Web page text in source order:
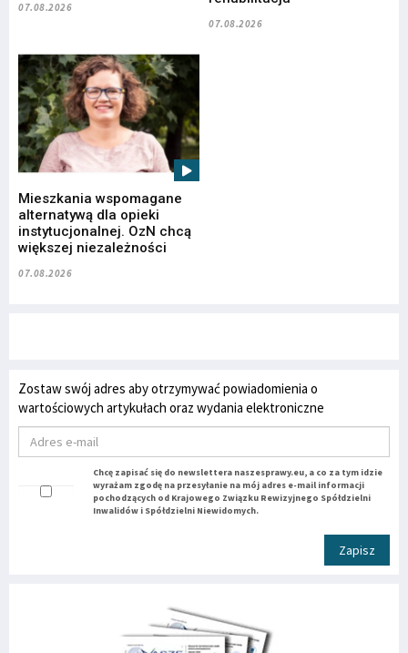
07.08.2026
07.08.2026
Mieszkania wspomagane
alternatywą dla opieki
instytucjonalnej. OzN chcą
większej niezależności
07.08.2026
Zostaw swój adres aby otrzymywać powiadomienia o
wartościowych artykułach oraz wydania elektroniczne
Chcę zapisać się do newslettera naszesprawy.eu, a co za tym idzie
wyrażam zgodę na przesyłanie na mój adres e-mail informacji
pochodzących od Krajowego Związku Rewizyjnego Spółdzielni
Inwalidów i Spółdzielni Niewidomych.
Zapisz